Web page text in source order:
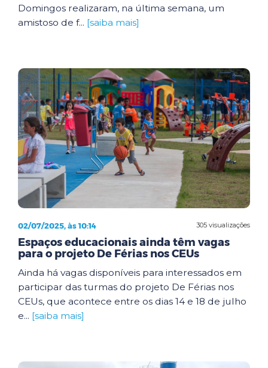
Domingos realizaram, na última semana, um
amistoso de f... [saiba mais]
305 visualizações
02/07/2025, às 10:14
Espaços educacionais ainda têm vagas
para o projeto De Férias nos CEUs
Ainda há vagas disponíveis para interessados em
participar das turmas do projeto De Férias nos
CEUs, que acontece entre os dias 14 e 18 de julho
e... [saiba mais]